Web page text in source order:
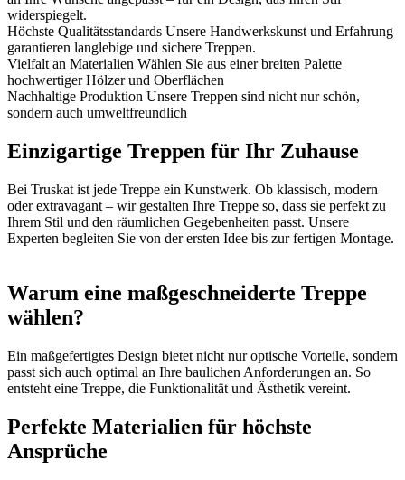
widerspiegelt.
Höchste Qualitätsstandards Unsere Handwerkskunst und Erfahrung
garantieren langlebige und sichere Treppen.
Vielfalt an Materialien Wählen Sie aus einer breiten Palette
hochwertiger Hölzer und Oberflächen
Nachhaltige Produktion Unsere Treppen sind nicht nur schön,
sondern auch umweltfreundlich
Einzigartige Treppen für Ihr Zuhause
Bei Truskat ist jede Treppe ein Kunstwerk. Ob klassisch, modern
oder extravagant – wir gestalten Ihre Treppe so, dass sie perfekt zu
Ihrem Stil und den räumlichen Gegebenheiten passt. Unsere
Experten begleiten Sie von der ersten Idee bis zur fertigen Montage.
Warum eine maßgeschneiderte Treppe
wählen?
Ein maßgefertigtes Design bietet nicht nur optische Vorteile, sondern
passt sich auch optimal an Ihre baulichen Anforderungen an. So
entsteht eine Treppe, die Funktionalität und Ästhetik vereint.
Perfekte Materialien für höchste
Ansprüche